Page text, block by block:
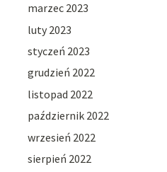
marzec 2023
luty 2023
styczeń 2023
grudzień 2022
listopad 2022
październik 2022
wrzesień 2022
sierpień 2022